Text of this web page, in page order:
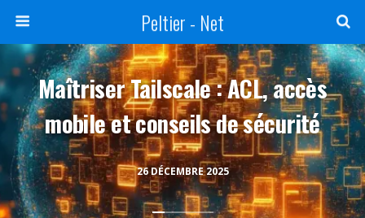
Peltier - Net
26 DÉCEMBRE 2025
Maîtriser Tailscale : ACL, accès
mobile et conseils de sécurité